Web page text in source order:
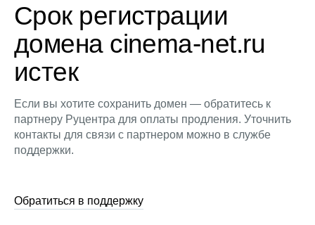
Срок регистрации
домена cinema-net.ru
истек
Если вы хотите сохранить домен — обратитесь к
партнеру Руцентра для оплаты продления. Уточнить
контакты для связи с партнером можно в службе
поддержки.
Обратиться в поддержку